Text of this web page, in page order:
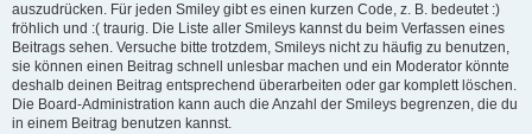
auszudrücken. Für jeden Smiley gibt es einen kurzen Code, z. B. bedeutet :)
fröhlich und :( traurig. Die Liste aller Smileys kannst du beim Verfassen eines
Beitrags sehen. Versuche bitte trotzdem, Smileys nicht zu häufig zu benutzen,
sie können einen Beitrag schnell unlesbar machen und ein Moderator könnte
deshalb deinen Beitrag entsprechend überarbeiten oder gar komplett löschen.
Die Board-Administration kann auch die Anzahl der Smileys begrenzen, die du
in einem Beitrag benutzen kannst.